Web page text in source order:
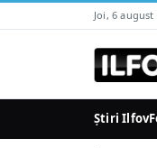
Joi, 6 august
Știri Ilfov